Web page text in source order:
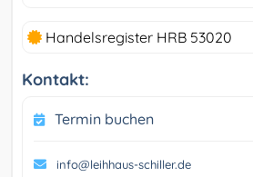
Handelsregister HRB 53020
Kontakt:
Termin buchen
info@leihhaus-schiller.de